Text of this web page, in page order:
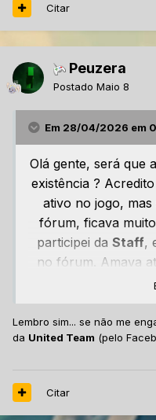
Citar
Peuzera
Postado Maio 8
Em 28/04/2026 em
Olá gente, será que
existência ?
ativo no jogo,
fórum, ficava
participei da Staff,
no fórum. Amava
Avatars,
Lembro sim... se não me
da United Team (pelo
Citar